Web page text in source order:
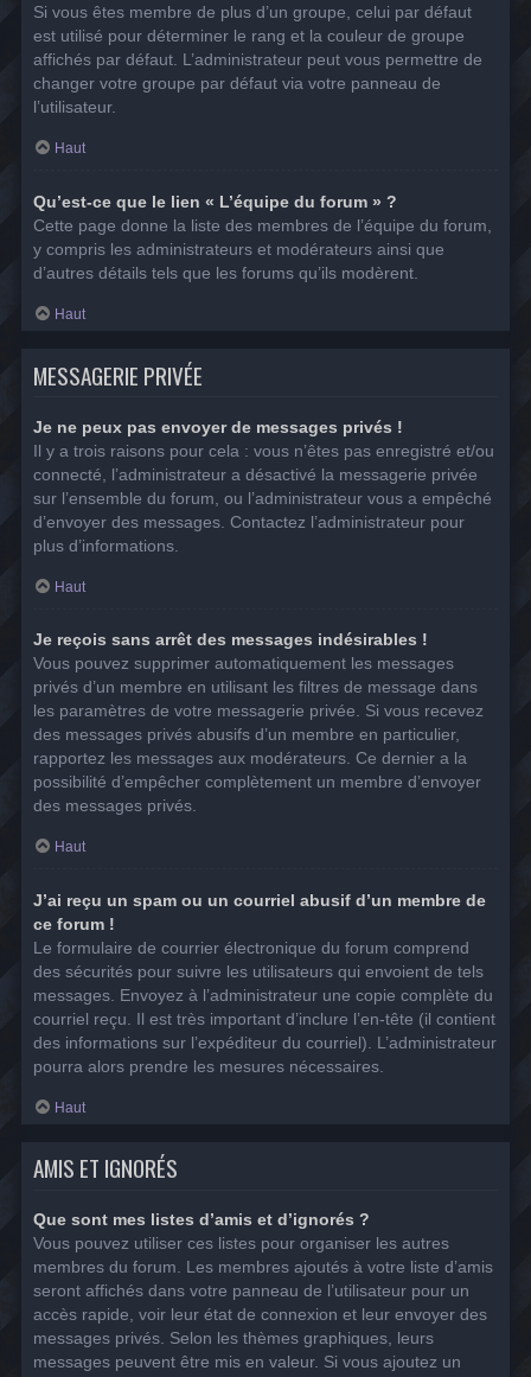
Si vous êtes membre de plus d’un groupe, celui par défaut
est utilisé pour déterminer le rang et la couleur de groupe
affichés par défaut. L’administrateur peut vous permettre de
changer votre groupe par défaut via votre panneau de
l’utilisateur.
Haut
Qu’est-ce que le lien « L’équipe du forum » ?
Cette page donne la liste des membres de l’équipe du forum,
y compris les administrateurs et modérateurs ainsi que
d’autres détails tels que les forums qu’ils modèrent.
Haut
MESSAGERIE PRIVÉE
Je ne peux pas envoyer de messages privés !
Il y a trois raisons pour cela : vous n’êtes pas enregistré et/ou
connecté, l’administrateur a désactivé la messagerie privée
sur l’ensemble du forum, ou l’administrateur vous a empêché
d’envoyer des messages. Contactez l’administrateur pour
plus d’informations.
Haut
Je reçois sans arrêt des messages indésirables !
Vous pouvez supprimer automatiquement les messages
privés d’un membre en utilisant les filtres de message dans
les paramètres de votre messagerie privée. Si vous recevez
des messages privés abusifs d’un membre en particulier,
rapportez les messages aux modérateurs. Ce dernier a la
possibilité d’empêcher complètement un membre d’envoyer
des messages privés.
Haut
J’ai reçu un spam ou un courriel abusif d’un membre de
ce forum !
Le formulaire de courrier électronique du forum comprend
des sécurités pour suivre les utilisateurs qui envoient de tels
messages. Envoyez à l’administrateur une copie complète du
courriel reçu. Il est très important d’inclure l’en-tête (il contient
des informations sur l’expéditeur du courriel). L’administrateur
pourra alors prendre les mesures nécessaires.
Haut
AMIS ET IGNORÉS
Que sont mes listes d’amis et d’ignorés ?
Vous pouvez utiliser ces listes pour organiser les autres
membres du forum. Les membres ajoutés à votre liste d’amis
seront affichés dans votre panneau de l’utilisateur pour un
accès rapide, voir leur état de connexion et leur envoyer des
messages privés. Selon les thèmes graphiques, leurs
messages peuvent être mis en valeur. Si vous ajoutez un